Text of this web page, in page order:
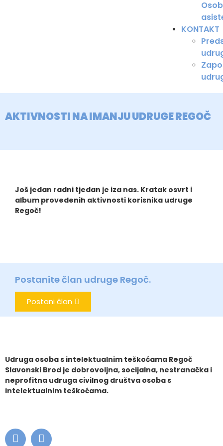
KONTAKT
AKTIVNOSTI NA IMANJU UDRUGE REGOČ
Još jedan radni tjedan je iza nas. Kratak osvrt i
album provedenih aktivnosti korisnika udruge
Regoč!
Postanite član udruge Regoč.
Postani član
Udruga osoba s intelektualnim teškoćama Regoč
Slavonski Brod je dobrovoljna, socijalna, nestranačka i
neprofitna udruga civilnog društva osoba s
intelektualnim teškoćama.